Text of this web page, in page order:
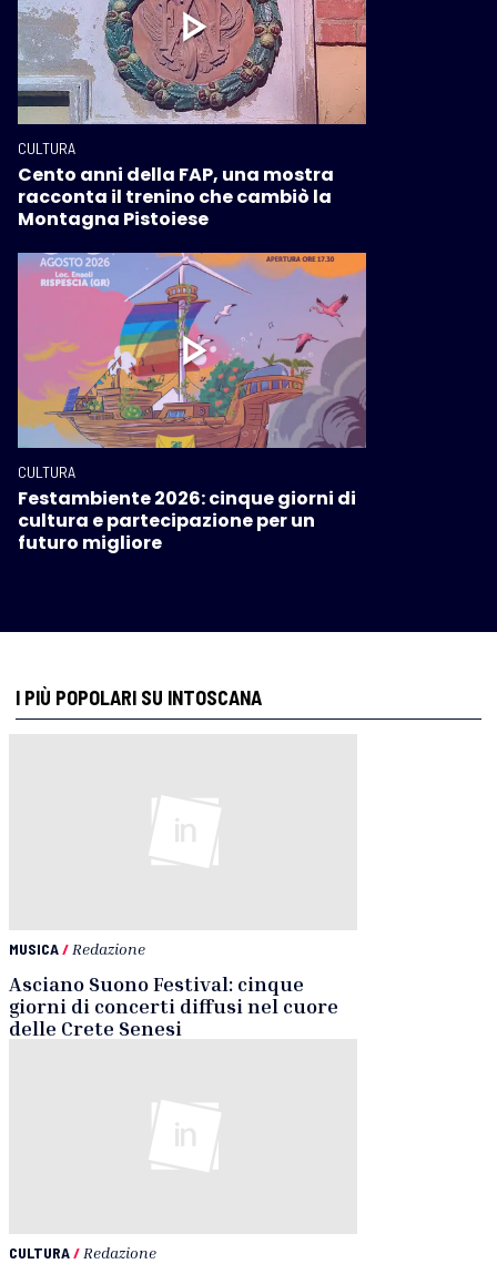
CULTURA
Cento anni della FAP, una mostra
racconta il trenino che cambiò la
Montagna Pistoiese
CULTURA
Festambiente 2026: cinque giorni di
cultura e partecipazione per un
futuro migliore
I PIÙ POPOLARI SU INTOSCANA
MUSICA/ Redazione
Asciano Suono Festival: cinque
giorni di concerti diffusi nel cuore
delle Crete Senesi
CULTURA/ Redazione